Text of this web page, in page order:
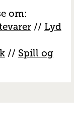
om:
// Lyd
// Spill og